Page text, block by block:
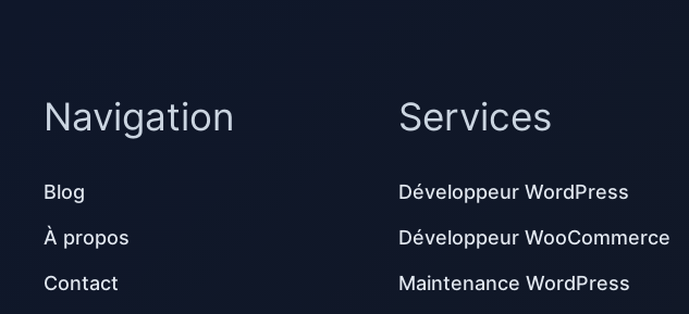
Navigation
Blog
À propos
Contact
Services
Développeur WordPress
Développeur WooCommerce
Maintenance WordPress